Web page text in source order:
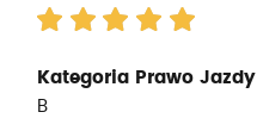
Kategoria Prawo Jazdy
B